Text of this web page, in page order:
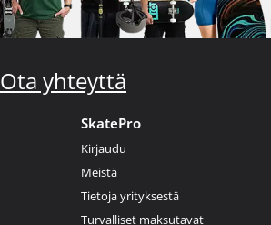
Ota yhteyttä
SkatePro
Kirjaudu
Meistä
Tietoja yrityksestä
Turvalliset maksutavat